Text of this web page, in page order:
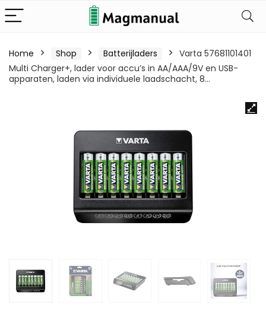
Home Shop Batterijladers
Varta 57681101401
Multi Charger+, lader voor accu’s in AA/AAA/9V en USB-
apparaten, laden via individuele laadschacht, 8…